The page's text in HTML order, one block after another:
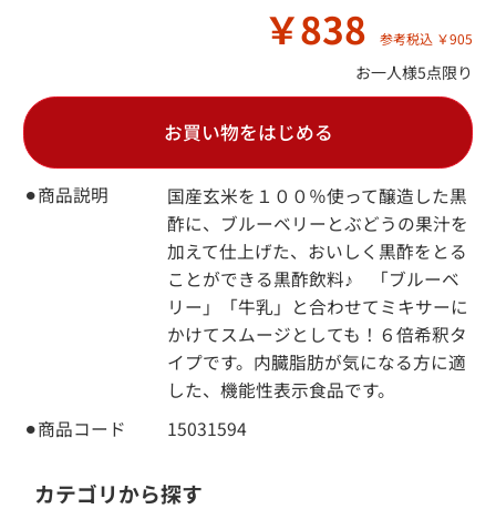
⚫︎商品説明
国産玄米を１００％使って醸造した黒
酢に、ブルーベリーとぶどうの果汁を
加えて仕上げた、おいしく黒酢をとる
ことができる黒酢飲料♪ 「ブルーベ
リー」「牛乳」と合わせてミキサーに
かけてスムージとしても！６倍希釈タ
イプです。内臓脂肪が気になる方に適
した、機能性表示食品です。
￥838 参考税込 ￥905
お一人様5点限り
⚫︎商品コード 15031594
お買い物をはじめる
カテゴリから探す